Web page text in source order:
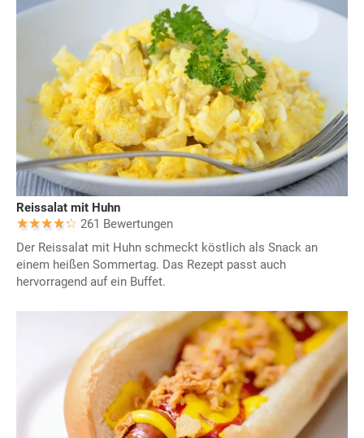
Reissalat mit Huhn
261 Bewertungen
Der Reissalat mit Huhn schmeckt köstlich als Snack an
einem heißen Sommertag. Das Rezept passt auch
hervorragend auf ein Buffet.